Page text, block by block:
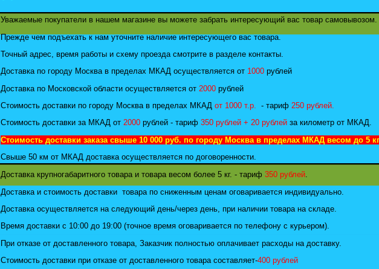
Уважаемые покупатели в нашем магазине вы можете забрать интересующий вас товар самовывозом.
Прежде чем подъехать к нам уточните наличие интересующего вас товара.
Точный адрес, время работы и схему проезда смотрите в разделе контакты.
Доставка по городу Москва в пределах МКАД осуществляется от 1000 рублей
Доставка по Московской области осуществляется от 2000 рублей
Стоимость доставки по городу Москва в пределах МКАД от 1000 т.р. - тариф 250 рублей.
Стоимость доставки за МКАД от 2000 рублей - тариф 350 рублей + 20 рублей за километр от МКАД.
Стоимость доставки заказа свыше 10 000 руб. по городу Москва в пределах МКАД весом до 5
Свыше 50 км от МКАД доставка осуществляется по договоренности.
Доставка крупногабаритного товара и товара весом более 5 кг. - тариф 350 рублей.
Доставка и стоимость доставки товара по сниженным ценам оговаривается индивидуально.
Доставка осуществляется на следующий день/через день, при наличии товара на складе.
Время доставки с 10:00 до 19:00 (точное время оговаривается по телефону с курьером).
При отказе от доставленного товара, Заказчик полностью оплачивает расходы на доставку.
Стоимость доставки при отказе от доставленного товара составляет-400 рублей